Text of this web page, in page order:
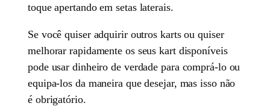
toque apertando em setas laterais.
Se você quiser adquirir outros karts ou quiser
melhorar rapidamente os seus kart disponíveis
pode usar dinheiro de verdade para comprá-lo ou
equipa-los da maneira que desejar, mas isso não
é obrigatório.